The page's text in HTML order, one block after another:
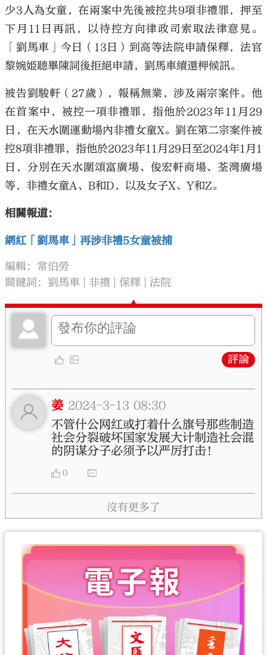
少3人為女童，在兩案中先後被控共9項非禮罪，押至
下月11日再訊，以待控方向律政司索取法律意見。
「劉馬車」今日（13日）到高等法院申請保釋，法官
黎婉姫聽畢陳詞後拒絕申請，劉馬車續還柙候訊。
被告劉駿軒（27歲），報稱無業，涉及兩宗案件。他
在首案中，被控一項非禮罪，指他於2023年11月29
日，在天水圍運動場內非禮女童X。劉在第二宗案件被
控8項非禮罪，指他於2023年11月29日至2024年1月1
日，分別在天水圍頌富廣場、俊宏軒商場、荃灣廣場
等，非禮女童A、B和D，以及女子X、Y和Z。
相關報道：
網紅「劉馬車」再涉非禮5女童被捕
編輯：常伯勞
關鍵詞：劉馬車 非禮 保釋 法院
評論
姜 2024-3-13 08:30
不管什公网红或打着什么旗号那些制造
社会分裂破坏国家发展大计制造社会混
的阴谋分子必须予以严厉打击！
0
沒有更多了